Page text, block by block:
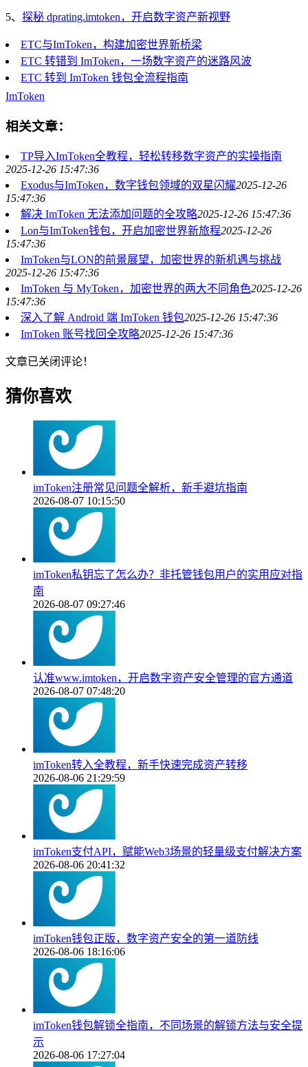
5、 探秘 dprating.imtoken，开启数字资产新视野
ETC与ImToken，构建加密世界新桥梁
ETC 转错到 ImToken，一场数字资产的迷路风波
ETC 转到 ImToken 钱包全流程指南
ImToken
相关文章：
TP导入ImToken全教程，轻松转移数字资产的实操指南
2025-12-26 15:47:36
Exodus与ImToken，数字钱包领域的双星闪耀2025-12-26
15:47:36
解决 ImToken 无法添加问题的全攻略2025-12-26 15:47:36
Lon与ImToken钱包，开启加密世界新旅程2025-12-26
15:47:36
ImToken与LON的前景展望，加密世界的新机遇与挑战
2025-12-26 15:47:36
ImToken 与 MyToken，加密世界的两大不同角色2025-12-26
15:47:36
深入了解 Android 端 ImToken 钱包2025-12-26 15:47:36
ImToken 账号找回全攻略2025-12-26 15:47:36
文章已关闭评论！
猜你喜欢
imToken注册常见问题全解析，新手避坑指南
2026-08-07 10:15:50
imToken私钥忘了怎么办？非托管钱包用户的实用应对指
南
2026-08-07 09:27:46
认准www.imtoken，开启数字资产安全管理的官方通道
2026-08-07 07:48:20
imToken转入全教程，新手快速完成资产转移
2026-08-06 21:29:59
imToken支付API，赋能Web3场景的轻量级支付解决方案
2026-08-06 20:41:32
imToken钱包正版，数字资产安全的第一道防线
2026-08-06 18:16:06
imToken钱包解锁全指南，不同场景的解锁方法与安全提
示
2026-08-06 17:27:04